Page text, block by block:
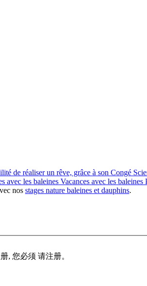
de réaliser un rêve, grâce à son Congé
avec les baleines Vacances avec les baleines
nos stages nature baleines et dauphins.
, 您必须 请注册。